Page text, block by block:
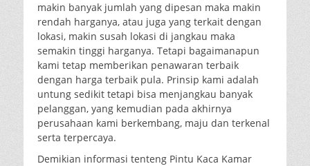
makin banyak jumlah yang dipesan maka makin
rendah harganya, atau juga yang terkait dengan
lokasi, makin susah lokasi di jangkau maka
semakin tinggi harganya. Tetapi bagaimanapun
kami tetap memberikan penawaran terbaik
dengan harga terbaik pula. Prinsip kami adalah
untung sedikit tetapi bisa menjangkau banyak
pelanggan, yang kemudian pada akhirnya
perusahaan kami berkembang, maju dan terkenal
serta terpercaya.
Demikian informasi tenteng Pintu Kaca Kamar